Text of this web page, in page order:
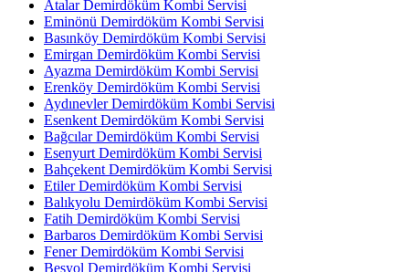
Atalar Demirdöküm Kombi Servisi
Eminönü Demirdöküm Kombi Servisi
Basınköy Demirdöküm Kombi Servisi
Emirgan Demirdöküm Kombi Servisi
Ayazma Demirdöküm Kombi Servisi
Erenköy Demirdöküm Kombi Servisi
Aydınevler Demirdöküm Kombi Servisi
Esenkent Demirdöküm Kombi Servisi
Bağcılar Demirdöküm Kombi Servisi
Esenyurt Demirdöküm Kombi Servisi
Bahçekent Demirdöküm Kombi Servisi
Etiler Demirdöküm Kombi Servisi
Balıkyolu Demirdöküm Kombi Servisi
Fatih Demirdöküm Kombi Servisi
Barbaros Demirdöküm Kombi Servisi
Fener Demirdöküm Kombi Servisi
Beşyol Demirdöküm Kombi Servisi